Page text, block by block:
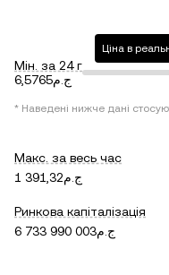
Мін. за 24 г
ج.م6,5765
* Наведені нижче дані
Макс. за весь час
ج.م1 391,32
Ринкова капіталізація
ج.م6 733 990 003